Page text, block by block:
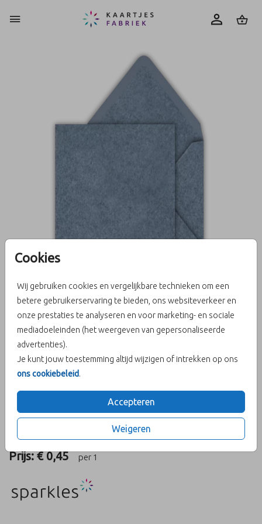
Cookies
Wij gebruiken cookies en vergelijkbare technieken om een
betere gebruikerservaring te bieden, ons websiteverkeer en
onze prestaties te analyseren en voor marketing- en sociale
mediadoeleinden (het weergeven van gepersonaliseerde
advertenties).
Je kunt jouw toestemming altijd wijzigen of intrekken op ons
ons cookiebeleid.
Accepteren
Weigeren
Denim (recycled) 14 x 14
Aantal x 1 Prijs:€ 0,45
OMSCHRIJVING
Prijs:€ 0,45 per 1